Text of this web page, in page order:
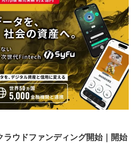
ラウドファンディング開始｜開始